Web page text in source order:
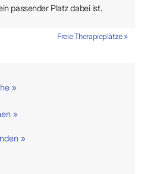
passender Platz dabei ist.
Freie Therapieplätze »
»
»
»